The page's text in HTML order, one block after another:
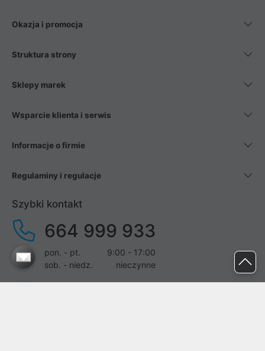
Okazja i promocja
Struktura strony
Sklepy marek
Wsparcie klienta i serwis
Informacje o firmie
Regulaminy i regulacje
Szybki kontakt
664 999 933
pon. - pt.
9:00 - 17:00
sob. - niedz.
nieczynne